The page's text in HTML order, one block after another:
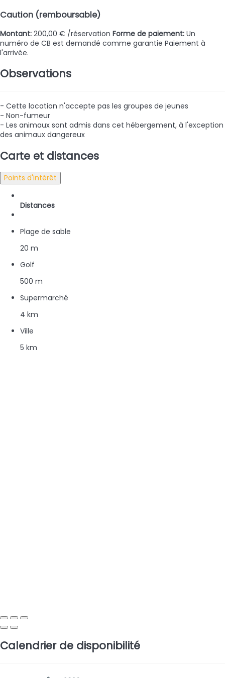
Caution (remboursable)
Montant: 200,00 € /réservation Forme de paiement: Un
numéro de CB est demandé comme garantie Paiement à
l'arrivée.
Observations
- Cette location n'accepte pas les groupes de jeunes
- Non-fumeur
- Les animaux sont admis dans cet hébergement, à l'exception
des animaux dangereux
Carte et distances
Points d'intérêt
Distances
Plage de sable
20 m
Golf
500 m
Supermarché
4 km
Ville
5 km
Calendrier de disponibilité